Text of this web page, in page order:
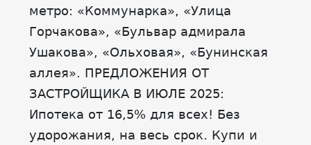
метро: «Коммунарка», «Улица
Горчакова», «Бульвар адмирала
Ушакова», «Ольховая», «Бунинская
аллея». ПРЕДЛОЖЕНИЯ ОТ
ЗАСТРОЙЩИКА В ИЮЛЕ 2025:
Ипотека от 16,5% для всех! Без
удорожания, на весь срок. Купи и